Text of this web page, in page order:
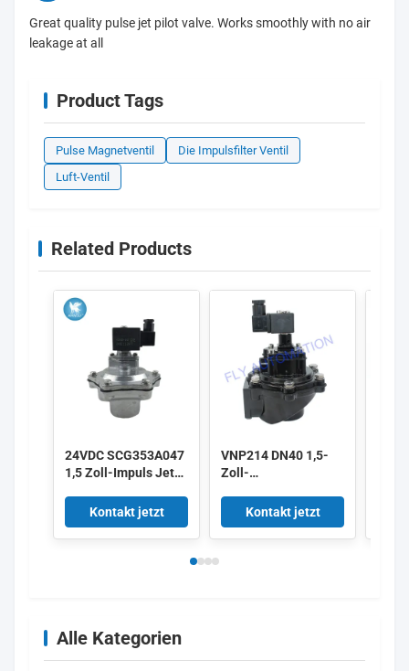
Great quality pulse jet pilot valve. Works smoothly with no air
leakage at all
Product Tags
Pulse Magnetventil
Die Impulsfilter Ventil
Luft-Ventil
Related Products
24VDC SCG353A047
1,5 Zoll-Impuls Jet
Kontakt jetzt
VNP214 DN40 1,5-
Zoll-
220/50 Aluminium-
Puls
Kontakt jetzt
Alle Kategorien